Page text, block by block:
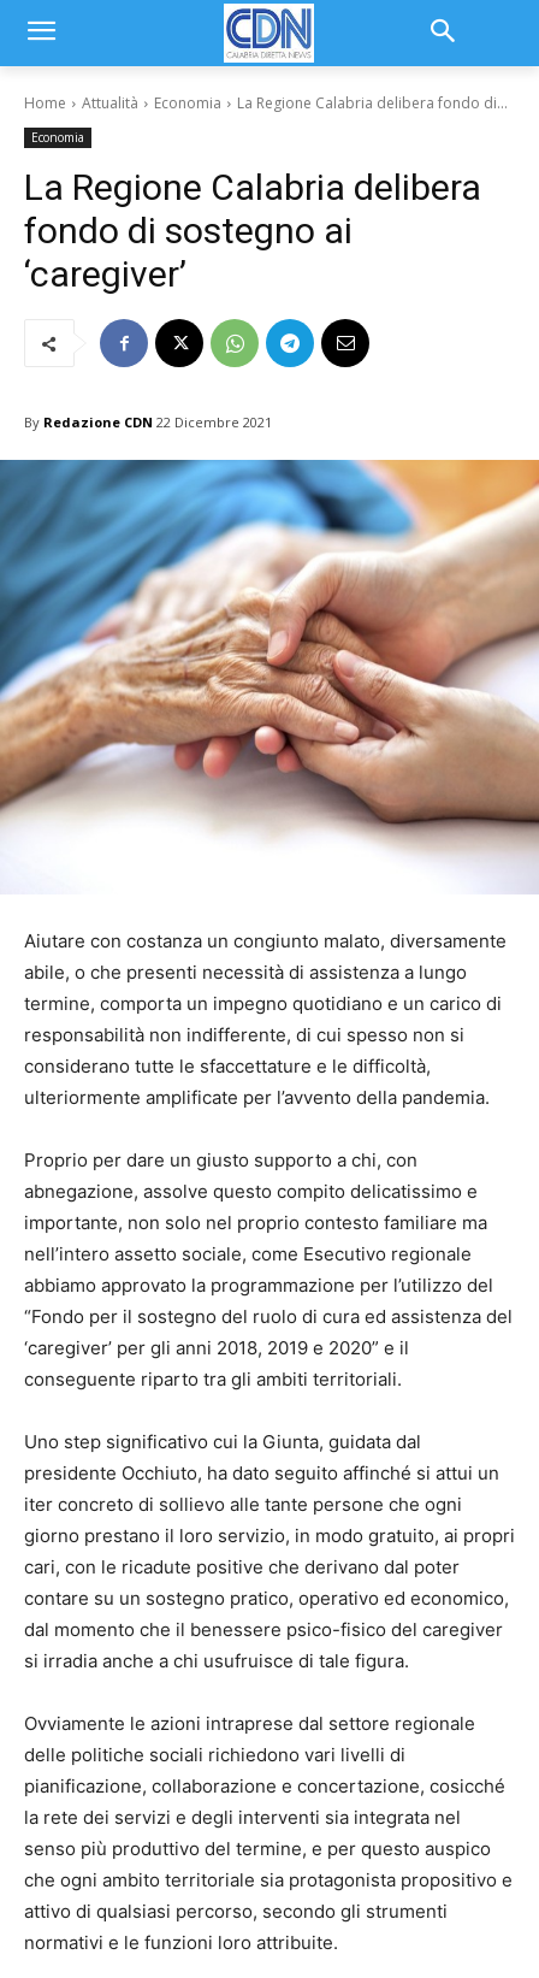
Home Attualità Economia La Regione Calabria delibera fondo di...
Economia
La Regione Calabria delibera
fondo di sostegno ai
‘caregiver’
By Redazione CDN 22 Dicembre 2021
Aiutare con costanza un congiunto malato, diversamente
abile, o che presenti necessità di assistenza a lungo
termine, comporta un impegno quotidiano e un carico di
responsabilità non indifferente, di cui spesso non si
considerano tutte le sfaccettature e le difficoltà,
ulteriormente amplificate per l’avvento della pandemia.
Proprio per dare un giusto supporto a chi, con
abnegazione, assolve questo compito delicatissimo e
importante, non solo nel proprio contesto familiare ma
nell’intero assetto sociale, come Esecutivo regionale
abbiamo approvato la programmazione per l’utilizzo del
“Fondo per il sostegno del ruolo di cura ed assistenza del
‘caregiver’ per gli anni 2018, 2019 e 2020” e il
conseguente riparto tra gli ambiti territoriali.
Uno step significativo cui la Giunta, guidata dal
presidente Occhiuto, ha dato seguito affinché si attui un
iter concreto di sollievo alle tante persone che ogni
giorno prestano il loro servizio, in modo gratuito, ai propri
cari, con le ricadute positive che derivano dal poter
contare su un sostegno pratico, operativo ed economico,
dal momento che il benessere psico-fisico del caregiver
si irradia anche a chi usufruisce di tale figura.
Ovviamente le azioni intraprese dal settore regionale
delle politiche sociali richiedono vari livelli di
pianificazione, collaborazione e concertazione, cosicché
la rete dei servizi e degli interventi sia integrata nel
senso più produttivo del termine, e per questo auspico
che ogni ambito territoriale sia protagonista propositivo e
attivo di qualsiasi percorso, secondo gli strumenti
normativi e le funzioni loro attribuite.